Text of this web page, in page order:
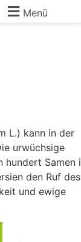
Menü
L.) kann in der
urwüchsige
hundert Samen
den Ruf des
und ewige